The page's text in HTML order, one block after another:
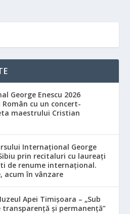
George Enescu 2026
cu un concert-
maestrului Cristian
Internațional George
prin recitaluri cu laureați
de renume internațional.
acum în vânzare
Apei Timișoara – „Sub
și permanență”